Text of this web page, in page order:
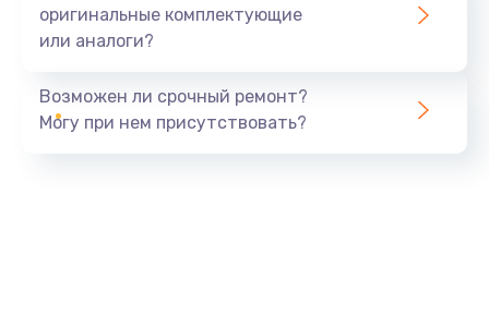
оригинальные комплектующие
или аналоги?
Возможен ли срочный ремонт?
Могу при нем присутствовать?